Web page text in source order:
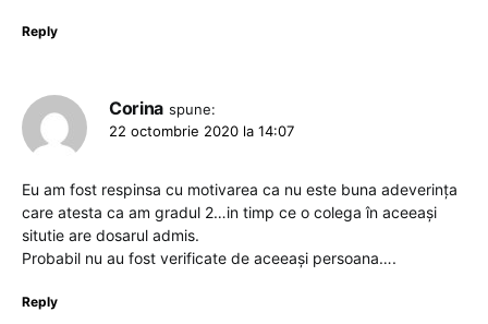
Reply
Corina spune:
22 octombrie 2020 la 14:07
Eu am fost respinsa cu motivarea ca nu este buna adeverința
care atesta ca am gradul 2…in timp ce o colega în aceeași
situtie are dosarul admis.
Probabil nu au fost verificate de aceeași persoana….
Reply